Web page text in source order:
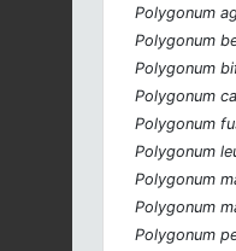
Polygonum
Polygonum
Polygonum
Polygonum
Polygonum
Polygonum
Polygonum
Polygonum
Polygonum